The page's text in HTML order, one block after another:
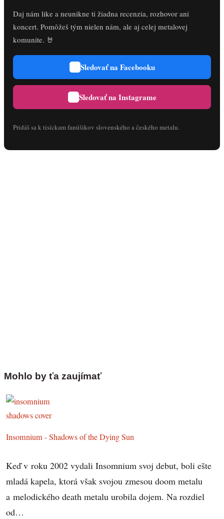
Daj nám like a neunikne ti žiadna recenzia, rozhovor ani
koncert. Pomôžeš tým nielen nám, ale aj celej metalovej
komunite. 🤘
Sledovať na Facebooku
Sledovať na Instagrame
Pridáš sa k tisíckam fanúšikov slovenského a českého metalu.
Mohlo by ťa zaujímať
Insomnium - Shadows of the Dying Sun
Keď v roku 2002 vydali Insomnium svoj debut, boli ešte
mladá kapela, ktorá však svojou zmesou doom metalu
a melodického death metalu urobila dojem. Na rozdiel
od…